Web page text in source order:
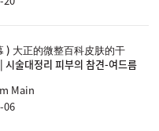
) 大正的微整百科皮肤的干
술대정리 피부의 참견-여드름
Main
06